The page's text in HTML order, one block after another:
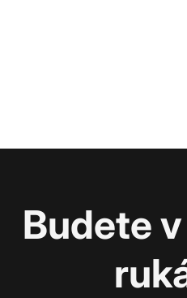
Budete